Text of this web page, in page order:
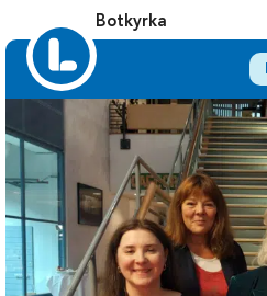
Botkyrka